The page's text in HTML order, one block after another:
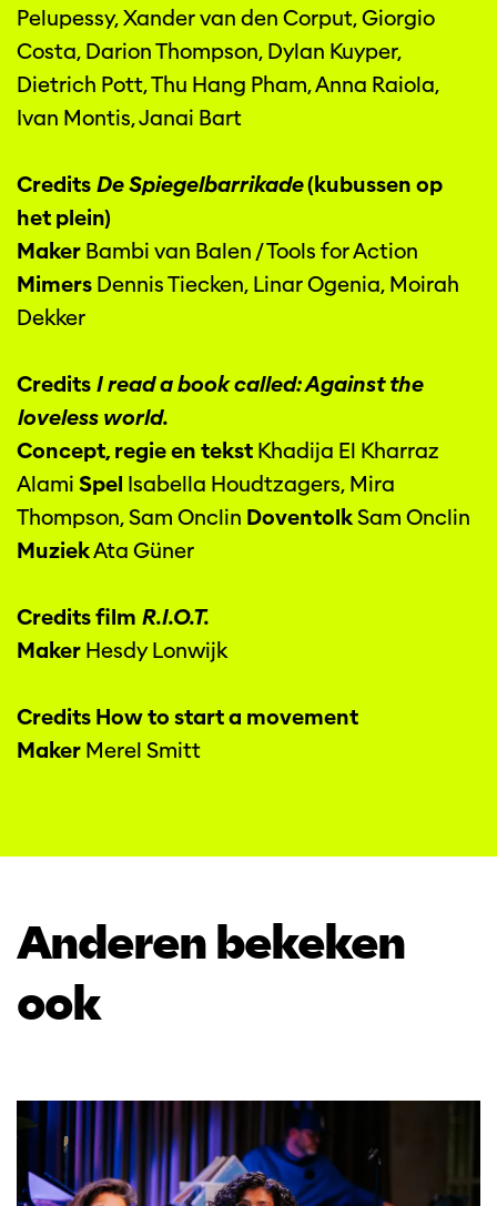
Pelupessy, Xander van den Corput, Giorgio
Costa, Darion Thompson, Dylan Kuyper,
Dietrich Pott, Thu Hang Pham, Anna Raiola,
Ivan Montis, Janai Bart
Credits De Spiegelbarrikade(kubussen op
het plein)
Maker Bambi van Balen / Tools for Action
Mimers Dennis Tiecken, Linar Ogenia, Moirah
Dekker
Credits I read a book called: Against the
loveless world.
Concept, regie en tekst Khadija El Kharraz
Alami Spel Isabella Houdtzagers, Mira
Thompson, Sam Onclin DoventolkSam Onclin
MuziekAta Güner
Credits film R.I.O.T.
Maker Hesdy Lonwijk
Credits How to start a movement
Maker Merel Smitt
Anderen bekeken
ook